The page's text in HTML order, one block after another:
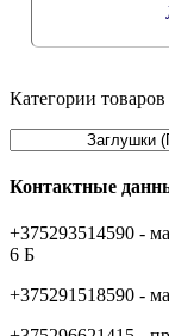
Категории товаров
Контактные
+375293514590 -
6 Б
+375291518590 -